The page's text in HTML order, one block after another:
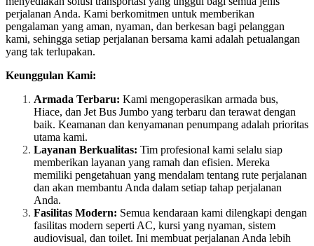
perjalanan Anda. Kami berkomitmen untuk memberikan
pengalaman yang aman, nyaman, dan berkesan bagi pelanggan
kami, sehingga setiap perjalanan bersama kami adalah petualangan
yang tak terlupakan.
Keunggulan Kami:
Armada Terbaru: Kami mengoperasikan armada bus,
Hiace, dan Jet Bus Jumbo yang terbaru dan terawat dengan
baik. Keamanan dan kenyamanan penumpang adalah prioritas
utama kami.
Layanan Berkualitas: Tim profesional kami selalu siap
memberikan layanan yang ramah dan efisien. Mereka
memiliki pengetahuan yang mendalam tentang rute perjalanan
dan akan membantu Anda dalam setiap tahap perjalanan
Anda.
Fasilitas Modern: Semua kendaraan kami dilengkapi dengan
fasilitas modern seperti AC, kursi yang nyaman, sistem
audiovisual, dan toilet. Ini membuat perjalanan Anda lebih